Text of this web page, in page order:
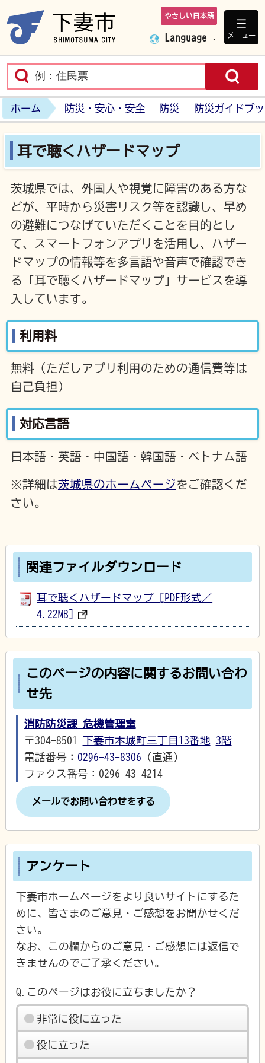
下妻市ホームペ
やさしい日本語
Language メニュー
ホーム 防災・安心・安全 防災 防災ガイドブ
耳で聴くハザードマップ
茨城県では、外国人や視覚に障害のある方な
どが、平時から災害リスク等を認識し、早め
の避難につなげていただくことを目的とし
て、スマートフォンアプリを活用し、ハザー
ドマップの情報等を多言語や音声で確認でき
る「耳で聴くハザードマップ」サービスを導
入しています。
利用料
無料（ただしアプリ利用のための通信費等は
自己負担）
対応言語
日本語・英語・中国語・韓国語・ベトナム語
※詳細は茨城県のホームぺージ をご確認くだ
さい。
関連ファイルダウンロード
耳で聴くハザードマップ [PDF形式／
4.22MB]
このページの内容に関するお問い合わ
せ先
消防防災課 危機管理室
〒304-8501 下妻市本城町三丁目13番地 3階
電話番号： 0296-43-8306 （直通）
ファクス番号：0296-43-4214
メールでお問い合わせをする
アンケート
下妻市ホームページをより良いサイトにするた
めに、皆さまのご意見・ご感想をお聞かせくだ
さい。
なお、この欄からのご意見・ご感想には返信で
きませんのでご了承ください。
Q.このページはお役に立ちましたか？
非常に役に立った
役に立った